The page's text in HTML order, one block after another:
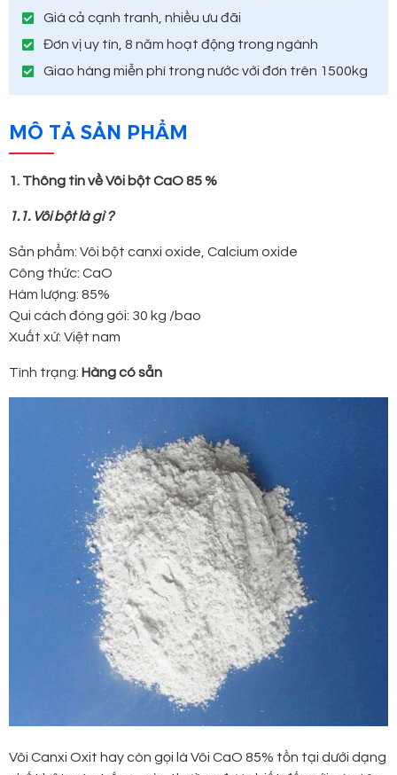
Giá cả cạnh tranh, nhiều ưu đãi
Đơn vị uy tín, 8 năm hoạt động trong ngành
Giao hàng miễn phí trong nước với đơn trên 1500kg
MÔ TẢ SẢN PHẨM
1. Thông tin về Vôi bột CaO 85 %
1.1. Vôi bột là gì ?
Sản phẩm: Vôi bột canxi oxide, Calcium oxide
Công thức: CaO
Hàm lượng: 85%
Qui cách đóng gói: 30 kg /bao
Xuất xứ: Việt nam
Tình trạng: Hàng có sẵn
Vôi Canxi Oxit hay còn gọi là Vôi CaO 85% tồn tại dưới dạng